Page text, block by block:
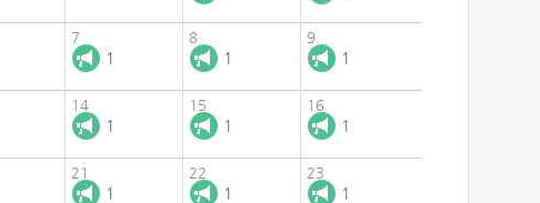
7
1
8
1
9
1
14
1
15
1
16
1
21
1
22
1
23
1